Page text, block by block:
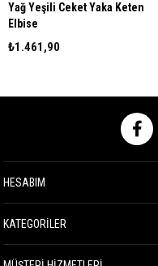
Yağ Yeşili Ceket Yaka Keten
Elbise
₺1.461,90
HESABIM
KATEGORİLER